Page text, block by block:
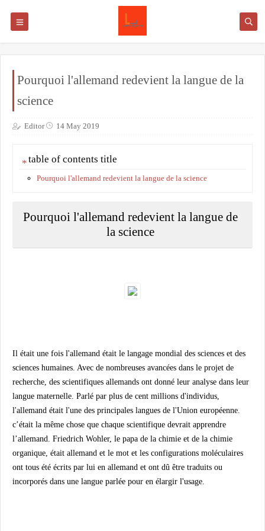
Pourquoi l'allemand redevient la langue de la
science
Editor 14 May 2019
table of contents title
Pourquoi l'allemand redevient la langue de la science
Pourquoi l'allemand redevient la langue de
la science
Il était une fois l'allemand était le langage mondial des sciences et des
sciences humaines. Avec de nombreuses avancées dans le projet de
recherche, des scientifiques allemands ont donné leur analyse dans leur
langue maternelle. Parlé par plus de cent millions d'individus,
l'allemand était l'une des principales langues de l'Union européenne.
c’était la même chose que chaque scientifique devrait apprendre
l’allemand. Friedrich Wohler, le papa de la chimie et de la chimie
organique, était allemand et le mot et les configurations moléculaires
ont tous été écrits par lui en allemand et ont dû être traduits ou
incorporés dans une langue parlée pour en élargir l'usage.